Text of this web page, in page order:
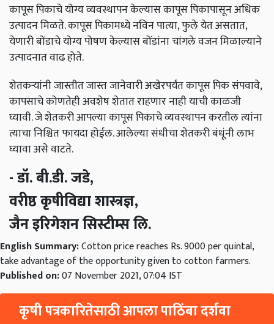
कापूस पिकाचे योग्य व्यवस्थापन केल्यास कापूस पिकापासून अधिक
उत्पादन मिळते. कापूस पिकामध्ये नविन पात्या, फुले येत असतात,
येणारी बोंडाचे योग्य पोषण केल्यास बोंडांना चांगले वजन मिळाल्याने
उत्पादनात वाढ होते.
शेतकऱ्यांनी जास्तीत जास्त जानेवारी अखेरपर्यंत कापूस पिक संपवावे,
कापसाचे कोणतेही अवशेष शेतात राहणार नाही याची काळजी
घ्यावी. जे शेतकरी आपल्या कापूस पिकाचे व्यवस्थापन करतील त्यांना
त्याचा निश्चित फायदा होईल. आलेल्या संधीचा शेतकरी बंधूंनी लाभ
घ्यावा असे वाटते.
- डॉ. बी.डी. जडे,
वरीष्ठ कृषीविद्या शास्त्रज्ञ,
जैन इरिगेशन सिस्टीम्स लि.
English Summary:Cotton price reaches Rs. 9000 per quintal,
take advantage of the opportunity given to cotton farmers.
Published on:07 November 2021, 07:04 IST
कृषी पत्रकारितेसाठी आपला पाठिंबा दर्शवा